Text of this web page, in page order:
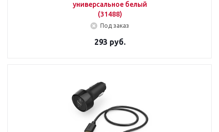
универсальное белый
(31488)
Под заказ
293 руб.